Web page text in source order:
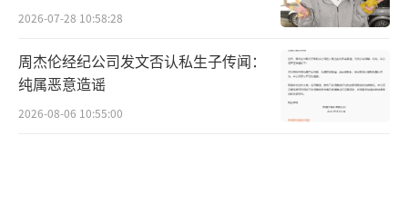
2026-07-28 10:58:28
周杰伦经纪公司发文否认私生子传闻：
纯属恶意造谣
2026-08-06 10:55:00